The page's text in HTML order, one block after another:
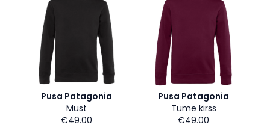
Pusa Patagonia
Must
€49.00
Pusa Patagonia
Tume kirss
€49.00